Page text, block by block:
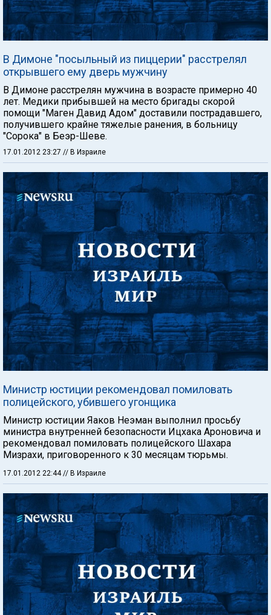
В Димоне "посыльный из пиццерии" расстрелял
открывшего ему дверь мужчину
В Димоне расстрелян мужчина в возрасте примерно 40
лет. Медики прибывшей на место бригады скорой
помощи "Маген Давид Адом" доставили пострадавшего,
получившего крайне тяжелые ранения, в больницу
"Сорока" в Беэр-Шеве.
17.01.2012 23:27 // В Израиле
Министр юстиции рекомендовал помиловать
полицейского, убившего угонщика
Министр юстиции Яаков Неэман выполнил просьбу
министра внутренней безопасности Ицхака Ароновича и
рекомендовал помиловать полицейского Шахара
Мизрахи, приговоренного к 30 месяцам тюрьмы.
17.01.2012 22:44// В Израиле